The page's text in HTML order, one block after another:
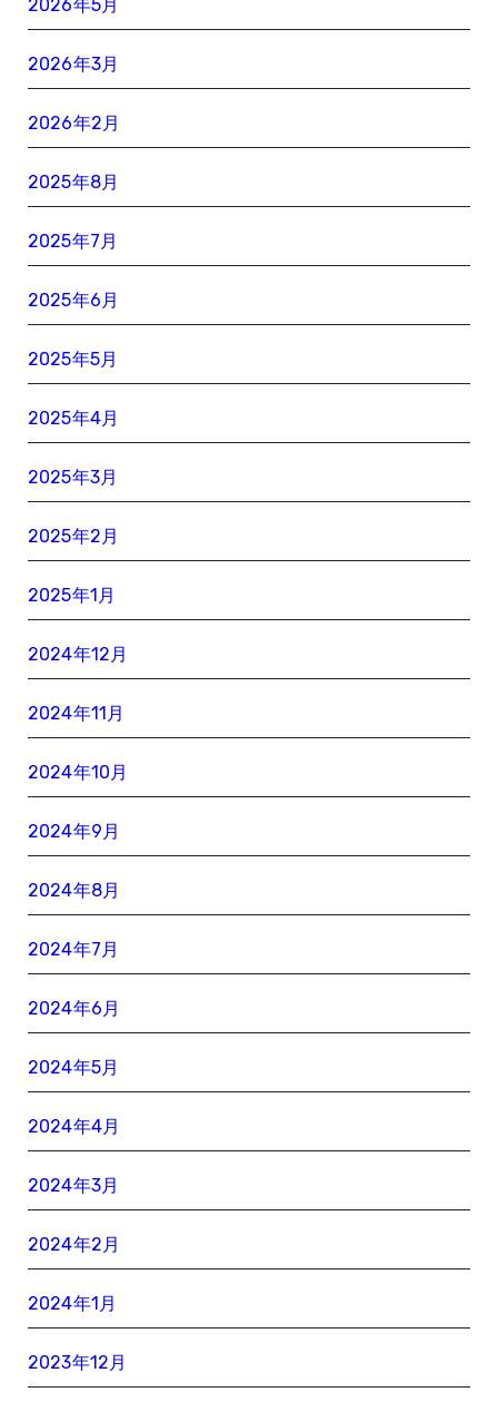
2026年5月
2026年3月
2026年2月
2025年8月
2025年7月
2025年6月
2025年5月
2025年4月
2025年3月
2025年2月
2025年1月
2024年12月
2024年11月
2024年10月
2024年9月
2024年8月
2024年7月
2024年6月
2024年5月
2024年4月
2024年3月
2024年2月
2024年1月
2023年12月